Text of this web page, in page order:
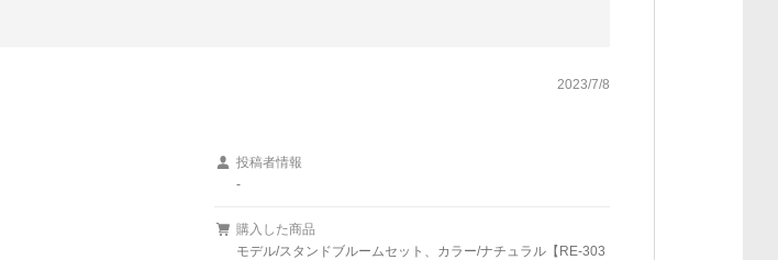
2023/7/8
投稿者情報
-
購入した商品
モデル/スタンドブルームセット、カラー/ナチュラル【RE-303